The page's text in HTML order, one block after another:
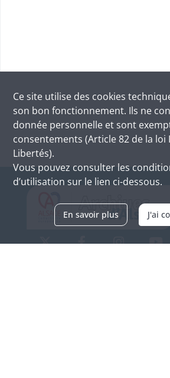
Ce site utilise des cookies
son bon fonctionnement. Ils ne
donnée personnelle et sont
consentements (Article 82 de la
Libertés).
Vous pouvez consulter les
d’utilisation sur le lien ci-dessous.
En savoir plus J'ai